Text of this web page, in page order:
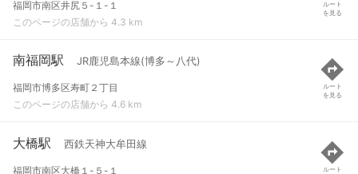
福岡市南区井尻５-１-１
このページの店舗から 4.3 km
ルート
を見る
南福岡駅 JR鹿児島本線(博多～八代)
福岡市博多区寿町２丁目
このページの店舗から 4.6 km
ルート
を見る
大橋駅 西鉄天神大牟田線
福岡市南区大橋１-５-１
ルート